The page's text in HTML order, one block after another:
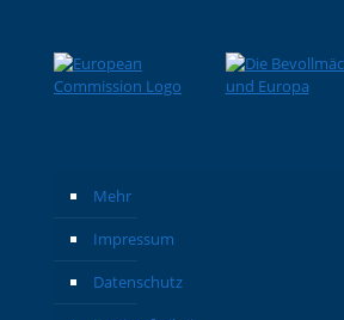
Mehr
Impressum
Datenschutz